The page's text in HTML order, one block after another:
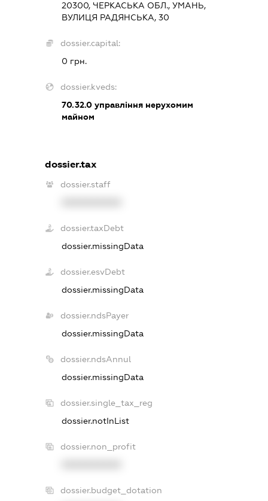
20300, ЧЕРКАСЬКА ОБЛ., УМАНЬ,
ВУЛИЦЯ РАДЯНСЬКА, 30
dossier.capital:
0 грн.
dossier.kveds:
70.32.0управління нерухомим
майном
dossier.tax
dossier.staff
dossier.taxDebt
dossier.missingData
dossier.esvDebt
dossier.missingData
dossier.ndsPayer
dossier.missingData
dossier.ndsAnnul
dossier.missingData
dossier.single_tax_reg
dossier.notInList
dossier.non_profit
dossier.budget_dotation